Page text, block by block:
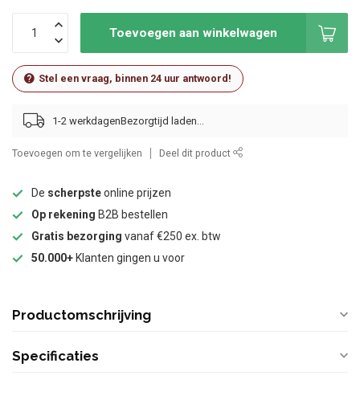
Toevoegen aan winkelwagen
Stel een vraag, binnen 24 uur antwoord!
1-2 werkdagen
Toevoegen om te vergelijken Deel dit product
De scherpsteonline prijzen
Op rekening B2B bestellen
Gratis bezorging vanaf €250 ex. btw
50.000+ Klanten gingen u voor
Productomschrijving
Specificaties